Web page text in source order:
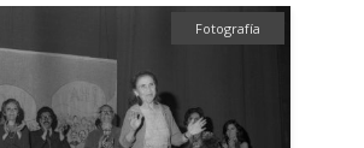
Fotografía